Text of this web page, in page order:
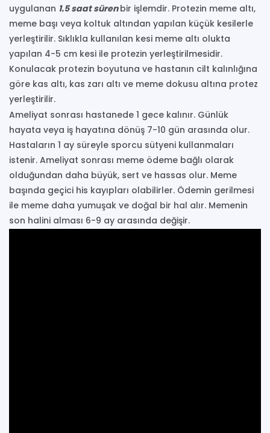
uygulanan 1.5 saat sürenbir işlemdir. Protezin meme altı,
meme başı veya koltuk altından yapılan küçük kesilerle
yerleştirilir. Sıklıkla kullanılan kesi meme altı olukta
yapılan 4-5 cm kesi ile protezin yerleştirilmesidir.
Konulacak protezin boyutuna ve hastanın cilt kalınlığına
göre kas altı, kas zarı altı ve meme dokusu altına protez
yerleştirilir.
Ameliyat sonrası hastanede 1 gece kalınır. Günlük
hayata veya iş hayatına dönüş 7-10 gün arasında olur.
Hastaların 1 ay süreyle sporcu sütyeni kullanmaları
istenir. Ameliyat sonrası meme ödeme bağlı olarak
olduğundan daha büyük, sert ve hassas olur. Meme
başında geçici his kayıpları olabilirler. Ödemin gerilmesi
ile meme daha yumuşak ve doğal bir hal alır. Memenin
son halini alması 6-9 ay arasında değişir.